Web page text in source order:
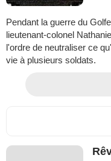
Pendant la guerre du
lieutenant-colonel
l'ordre de neutraliser ce
vie à plusieurs soldats.